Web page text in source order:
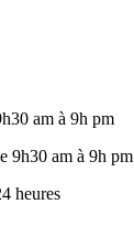
am à 9h pm
9h30 am à 9h pm
heures